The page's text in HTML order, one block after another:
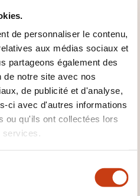
de personnaliser le contenu,
aux médias sociaux et
partageons également des
de notre site avec nos
de publicité et d'analyse,
ci avec d'autres informations
ou qu'ils ont collectées lors
services.
un texte complexe, y
un degré de
tel qu'une
locuteur natif ne
ni pour l'un ni pour
et exposer les avantages
différentes possibilités.